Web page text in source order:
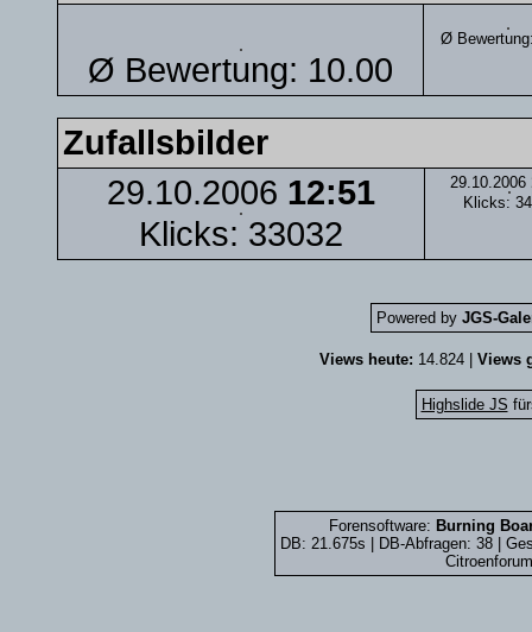
Ø Bewertung: 10.00
Ø
Zufallsbilder
29.10.2006 12:51
Klicks: 33032
29.10.2006
Klicks:
Powered by JGS-
Views heute: 14.824 | Views
Highslide JS
Forensoftware: Burning
DB: 21.675s | DB-Abfragen: 38 |